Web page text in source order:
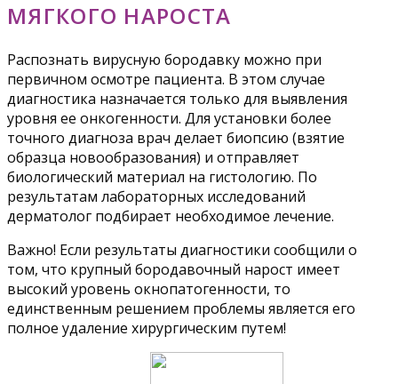
МЯГКОГО НАРОСТА
Распознать вирусную бородавку можно при
первичном осмотре пациента. В этом случае
диагностика назначается только для выявления
уровня ее онкогенности. Для установки более
точного диагноза врач делает биопсию (взятие
образца новообразования) и отправляет
биологический материал на гистологию. По
результатам лабораторных исследований
дерматолог подбирает необходимое лечение.
Важно! Если результаты диагностики сообщили о
том, что крупный бородавочный нарост имеет
высокий уровень окнопатогенности, то
единственным решением проблемы является его
полное удаление хирургическим путем!